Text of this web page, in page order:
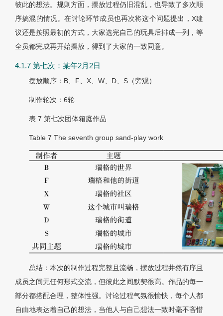
彼此的想法。规则方面，摆放过程仍旧混乱，也导致了多次顺
序搞混的情况。在讨论环节成员也再次将这个问题提出，X建
议还是按照最初的方式，大家选完自己的玩具后排成一列，等
全员都完成再开始摆放，得到了大家的一致同意。
4.1.7 第七次：某年2月2日
摆放顺序：B、F、X、W、D、S（旁观）
制作轮次：6轮
表 7 第七次团体箱庭作品
Table 7 The seventh group sand-play work
总结：本次的制作过程完整且流畅，摆放过程井然有序且
成员之间无任何形式交流，但彼此之间默契很高。作品的每一
部分都搭配合理，整体性强。讨论过程气氛很愉快，每个人都
自由地表达着自己的想法，当他人与自己想法一致时毫不吝惜